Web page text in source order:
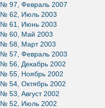
№ 97, Февраль 2007
№ 62, Июль 2003
№ 61, Июнь 2003
№ 60, Май 2003
№ 58, Март 2003
№ 57, Февраль 2003
№ 56, Декабрь 2002
№ 55, Ноябрь 2002
№ 54, Октябрь 2002
№ 53, Август 2002
№ 52, Июль 2002